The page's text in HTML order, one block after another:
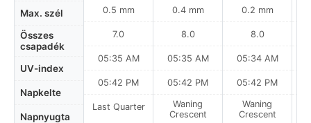
Max. szél
Összes
csapadék
UV-index
Napkelte
Napnyugta
0.5 mm
7.0
05:35 AM
05:42 PM
Last Quarter
0.4 mm
8.0
05:35 AM
05:42 PM
Waning
Crescent
0.2 mm
8.0
05:34 AM
05:42 PM
Waning
Crescent